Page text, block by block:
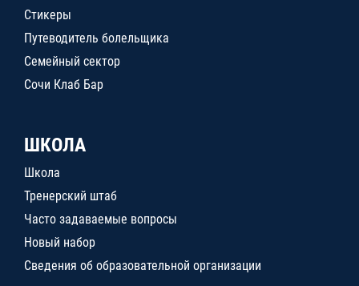
Стикеры
Путеводитель болельщика
Семейный сектор
Сочи Клаб Бар
ШКОЛА
Школа
Тренерский штаб
Часто задаваемые вопросы
Новый набор
Сведения об образовательной организации